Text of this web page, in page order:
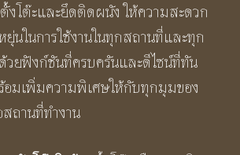
งโต๊ะและยึดติดผนัง ให้ความสะดวก
ยุ่นในการใช้งานในทุกสถานที่และทุก
วยฟังก์ชันที่ครบครันและดีไซน์ที่ทัน
มเพิ่มความพิเศษให้กับทุกมุมของ
ถานที่ทำงาน